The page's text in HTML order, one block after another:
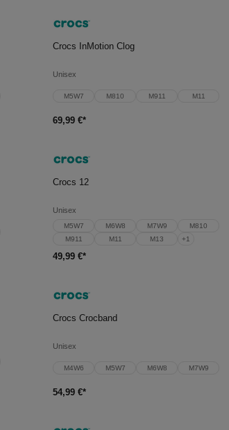
Crocs InMotion Clog
Unisex
M5W7 M810 M911 M11
69,99 €*
Crocs 12
Unisex
M5W7 M6W8 M7W9
M810
M911
M11 M13 +1
49,99 €*
Crocs Crocband
Unisex
M4W6 M5W7 M6W8 M7W9
54,99 €*